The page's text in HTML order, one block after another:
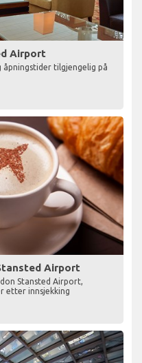
Airport
åpningstider tilgjengelig på
Airport
Stansted Airport,
etter innsjekking